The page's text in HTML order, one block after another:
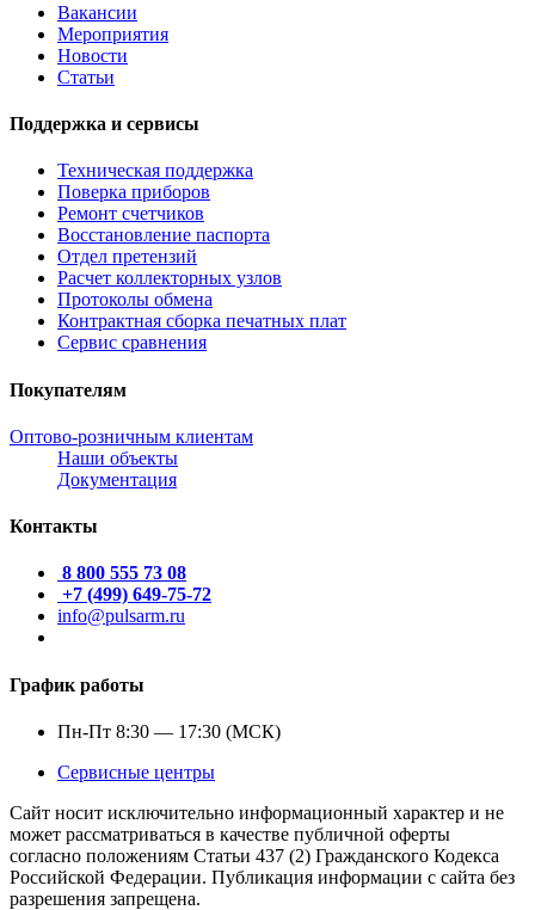
Вакансии
Мероприятия
Новости
Статьи
Поддержка и сервисы
Техническая поддержка
Поверка приборов
Ремонт счетчиков
Восстановление паспорта
Отдел претензий
Расчет коллекторных узлов
Протоколы обмена
Контрактная сборка печатных плат
Сервис сравнения
Покупателям
Оптово-розничным клиентам
Наши объекты
Документация
Контакты
8 800 555 73 08
+7 (499) 649-75-72
info@pulsarm.ru
График работы
Пн-Пт 8:30 — 17:30 (МСК)
Сервисные центры
Сайт носит исключительно информационный характер и не
может рассматриваться в качестве публичной оферты
согласно положениям Статьи 437 (2) Гражданского Кодекса
Российской Федерации. Публикация информации с сайта без
разрешения запрещена.